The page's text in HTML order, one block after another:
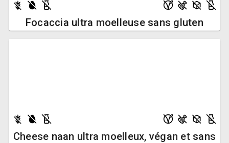
Focaccia ultra moelleuse sans gluten
Cheese naan ultra moelleux, végan et sans